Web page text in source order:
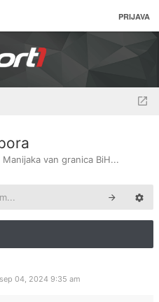
PRIJAVA
van granica BiH...
04, 2024 9:35 am